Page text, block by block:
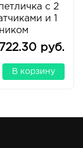
с 2
и 1
руб.
В корзину